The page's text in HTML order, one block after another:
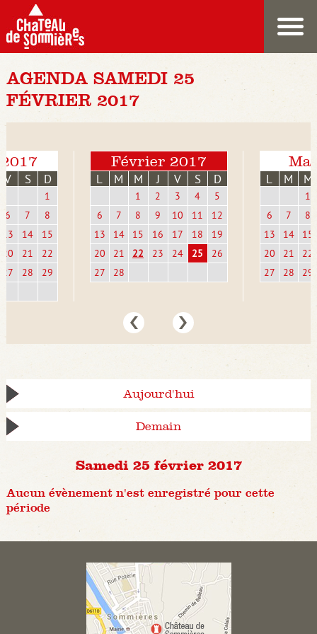
AGENDA SAMEDI 25
FÉVRIER 2017
V S D
1
6
7
8
13
14
15
20
21
22
27
28 29
Février 2017
L M M J V S D
1 2 3 4
5
6
7 8 9 10 11
12
13
14 15 16 17 18
19
20
21 22 23 24 25
26
27
28
L M M
1
6
7
8
13
14
15
20
21
22
27
28 29
Aujourd'hui
Demain
Samedi 25 février 2017
Aucun évènement n'est enregistré pour cette
période